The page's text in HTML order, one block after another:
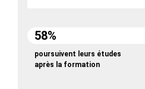
58%
poursuivent leurs études
après la formation